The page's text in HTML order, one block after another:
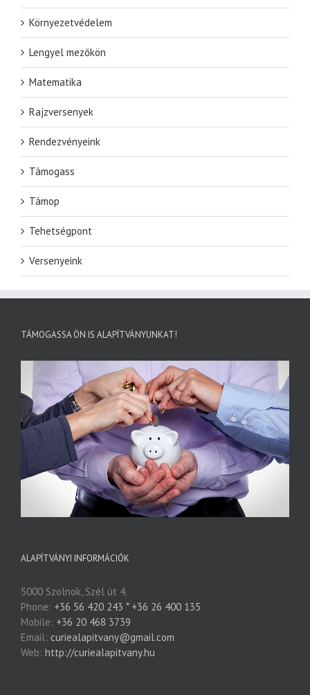
Környezetvédelem
Lengyel mezőkön
Matematika
Rajzversenyek
Rendezvényeink
Támogass
Támop
Tehetségpont
Versenyeink
TÁMOGASSA ÖN IS ALAPÍTVÁNYUNKAT!
ALAPÍTVÁNYI INFORMÁCIÓK
5000 Szolnok, Szél út 4.
Phone: +36 56 420 243 * +36 26 400 135
Mobile: +36 20 468 3739
Email: curiealapitvany@gmail.com
Web: http://curiealapitvany.hu